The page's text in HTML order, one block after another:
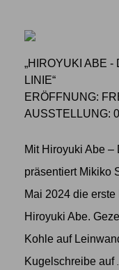
„HIROYUKI ABE
LINIE“
ERÖFFNUNG:
AUSSTELLUNG:
Mit Hiroyuki Abe
präsentiert Mikiko
Mai 2024 die
Hiroyuki Abe.
Kohle auf
Kugelschreibe auf